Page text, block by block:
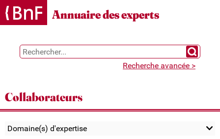
Gestion des cookies
Annuaire des experts
Chercher
Recherche avancée >
Collaborateurs
Domaine(s) d'expertise